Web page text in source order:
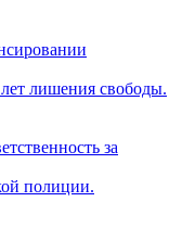
лишения свободы.
за
полиции.